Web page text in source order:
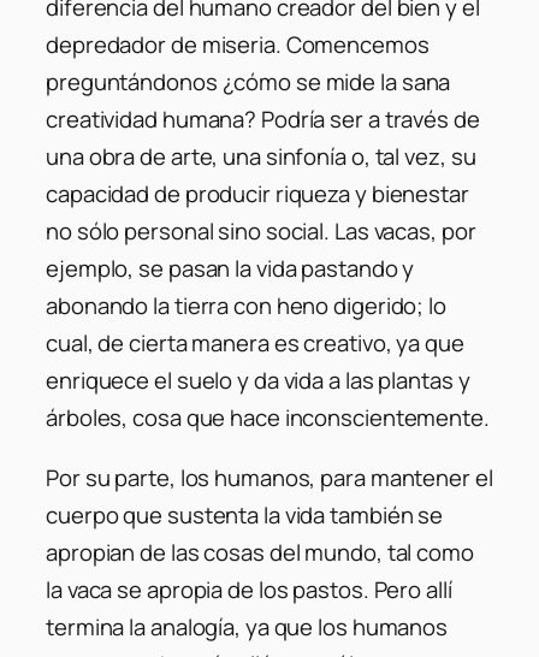
diferencia del humano creador del bien y el
depredador de miseria. Comencemos
preguntándonos ¿cómo se mide la sana
creatividad humana? Podría ser a través de
una obra de arte, una sinfonía o, tal vez, su
capacidad de producir riqueza y bienestar
no sólo personal sino social. Las vacas, por
ejemplo, se pasan la vida pastando y
abonando la tierra con heno digerido; lo
cual, de cierta manera es creativo, ya que
enriquece el suelo y da vida a las plantas y
árboles, cosa que hace inconscientemente.
Por su parte, los humanos, para mantener el
cuerpo que sustenta la vida también se
apropian de las cosas del mundo, tal como
la vaca se apropia de los pastos. Pero allí
termina la analogía, ya que los humanos